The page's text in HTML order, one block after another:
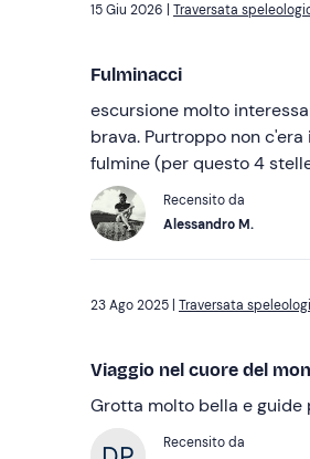
Traversata
Fulminacci
escursione molto
brava. Purtroppo non
fulmine (per questo 4
Recensito da
Alessandro M.
Traversata
Viaggio nel cuore del
Grotta molto bella e guide
Recensito da